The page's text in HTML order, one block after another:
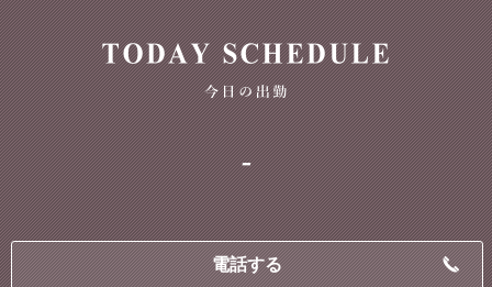
-
電話する